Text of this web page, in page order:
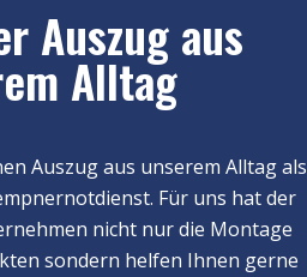
Auszug aus
Alltag
Auszug aus unserem Alltag als
Für uns hat der
nicht nur die Montage
sondern helfen Ihnen gerne